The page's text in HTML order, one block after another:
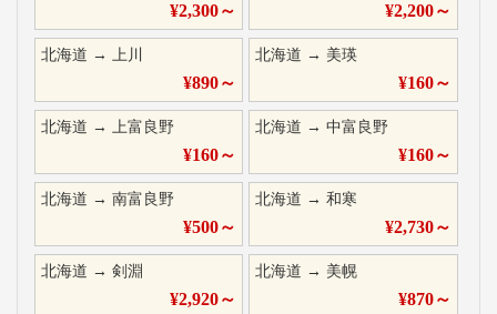
¥2,300～ ¥2,200～
北海道 → 上川
¥890～
北海道 → 美瑛
¥160～
北海道 → 上富良野
¥160～
北海道 →中富良野
¥160～
北海道 → 南富良野
¥500～
北海道 →和寒
¥2,730～
北海道 → 剣淵
¥2,920～
北海道 → 美幌
¥870～